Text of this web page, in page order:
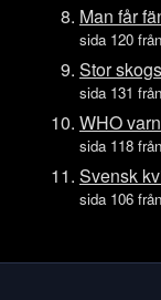
Ons 15 juli
Tis 14 juli
Mån 13 juli
Lör 11 juli
Fre 10 juli
Tors 9 juli
Tis 7 juli
Man får
sida 120
Stor
sida 131
WHO
sida 118
Svensk
sida 106